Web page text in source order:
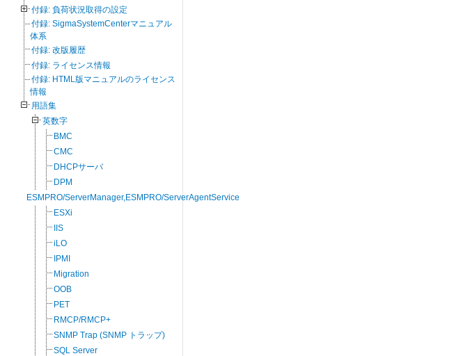
付録: 負荷状況取得の設定
付録: SigmaSystemCenterマニュアル
体系
付録: 改版履歴
付録: ライセンス情報
付録: HTML版マニュアルのライセンス
情報
用語集
英数字
BMC
CMC
DHCPサーバ
DPM
ESMPRO/ServerManager,ESMPRO/ServerAgentService
ESXi
IIS
iLO
IPMI
Migration
OOB
PET
RMCP/RMCP+
SNMP Trap (SNMP トラップ)
SQL Server